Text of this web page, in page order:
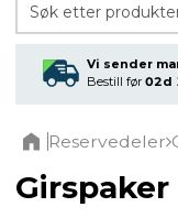
Søk etter
Vi sender
Bestill før 02d
Reservedeler
Girspaker